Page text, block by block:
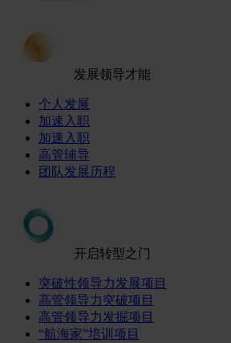
发展领导才能
个人发展
加速入职
加速入职
高管辅导
团队发展历程
开启转型之门
突破性领导力发展项目
高管领导力突破项目
高管领导力发掘项目
“航海家”培训项目